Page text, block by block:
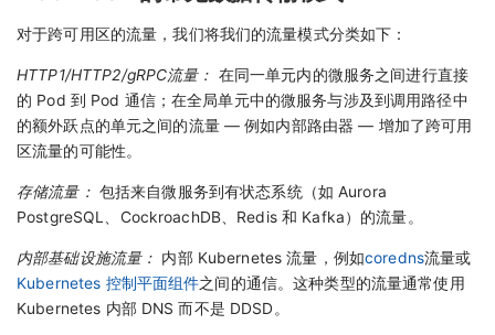
对于跨可用区的流量，我们将我们的流量模式分类如下：
HTTP1/HTTP2/gRPC流量： 在同一单元内的微服务之间进行直接
的 Pod 到 Pod 通信；在全局单元中的微服务与涉及到调用路径中
的额外跃点的单元之间的流量 — 例如内部路由器 — 增加了跨可用
区流量的可能性。
存储流量： 包括来自微服务到有状态系统（如 Aurora
PostgreSQL、CockroachDB、Redis 和 Kafka）的流量。
内部基础设施流量： 内部 Kubernetes 流量，例如coredns流量或
Kubernetes 控制平面组件之间的通信。这种类型的流量通常使用
Kubernetes 内部 DNS 而不是 DDSD。